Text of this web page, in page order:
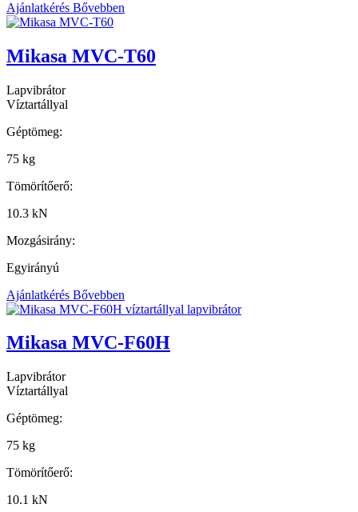
Ajánlatkérés Bővebben
Mikasa MVC-T60
Lapvibrátor
Víztartállyal
Géptömeg:
75 kg
Tömörítőerő:
10.3 kN
Mozgásirány:
Egyirányú
Ajánlatkérés Bővebben
Mikasa MVC-F60H
Lapvibrátor
Víztartállyal
Géptömeg:
75 kg
Tömörítőerő:
10.1 kN